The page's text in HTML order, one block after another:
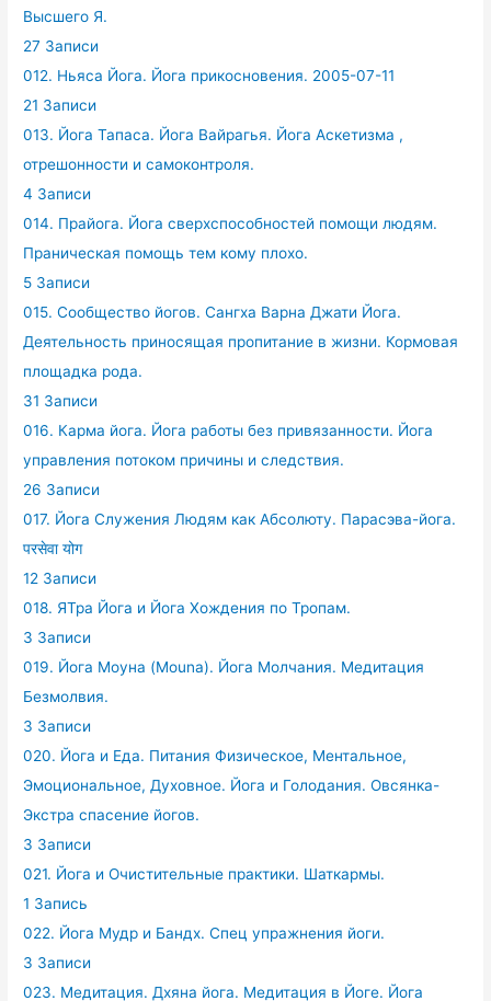
Высшего Я.
27 Записи
012. Ньяса Йога. Йога прикосновения. 2005-07-11
21 Записи
013. Йога Тапаса. Йога Вайрагья. Йога Аскетизма ,
отрешонности и самоконтроля.
4 Записи
014. Прайога. Йога сверхспособностей помощи людям.
Праническая помощь тем кому плохо.
5 Записи
015. Сообщество йогов. Сангха Варна Джати Йога.
Деятельность приносящая пропитание в жизни. Кормовая
площадка рода.
31 Записи
016. Карма йога. Йога работы без привязанности. Йога
управления потоком причины и следствия.
26 Записи
017. Йога Служения Людям как Абсолюту. Парасэва-йога.
परसेवा योग
12 Записи
018. ЯТра Йога и Йога Хождения по Тропам.
3 Записи
019. Йога Моуна (Mouna). Йога Молчания. Медитация
Безмолвия.
3 Записи
020. Йога и Еда. Питания Физическое, Ментальное,
Эмоциональное, Духовное. Йога и Голодания. Овсянка-
Экстра спасение йогов.
3 Записи
021. Йога и Очистительные практики. Шаткармы.
1 Запись
022. Йога Мудр и Бандх. Спец упражнения йоги.
3 Записи
023. Медитация. Дхяна йога. Медитация в Йоге. Йога